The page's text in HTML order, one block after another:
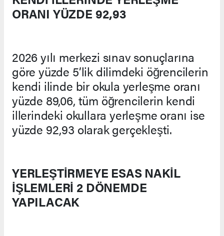
ORANI YÜZDE 92,93
2026 yılı merkezi sınav sonuçlarına
göre yüzde 5’lik dilimdeki öğrencilerin
kendi ilinde bir okula yerleşme oranı
yüzde 89,06, tüm öğrencilerin kendi
illerindeki okullara yerleşme oranı ise
yüzde 92,93 olarak gerçekleşti.
YERLEŞTİRMEYE ESAS NAKİL
İŞLEMLERİ 2 DÖNEMDE
YAPILACAK